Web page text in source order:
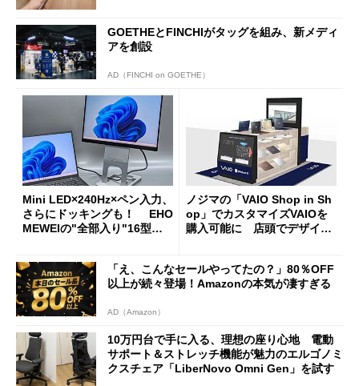
GOETHEとFINCHIがタッグを組み、新メディ
アを創設
AD（FINCHI on GOETHE）
Mini LED×240Hz×ペン入力、
さらにドッキングも！ EHO
MEWEIの"全部入り"16型モ
ノジマの「VAIO Shop in Sh
op」でカスタマイズVAIOを
購入可能に 店頭でデザイン
「え、こんなセールやってたの？」80％OFF
以上が続々登場！Amazonの本気が凄すぎる
AD（Amazon）
10万円台で手に入る、理想の座り心地 電動
サポート＆ストレッチ機能が魅力のエルゴノミ
クスチェア「LiberNovo Omni Gen」を試す